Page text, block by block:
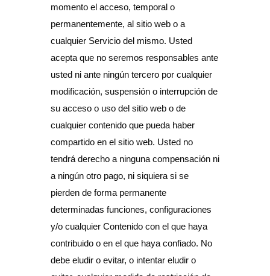
momento el acceso, temporal o
permanentemente, al sitio web o a
cualquier Servicio del mismo. Usted
acepta que no seremos responsables ante
usted ni ante ningún tercero por cualquier
modificación, suspensión o interrupción de
su acceso o uso del sitio web o de
cualquier contenido que pueda haber
compartido en el sitio web. Usted no
tendrá derecho a ninguna compensación ni
a ningún otro pago, ni siquiera si se
pierden de forma permanente
determinadas funciones, configuraciones
y/o cualquier Contenido con el que haya
contribuido o en el que haya confiado. No
debe eludir o evitar, o intentar eludir o